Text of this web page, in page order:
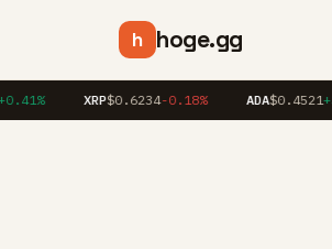
h hoge.gg
XRP $0.6234-0.18% ADA $0.4521+3.12%